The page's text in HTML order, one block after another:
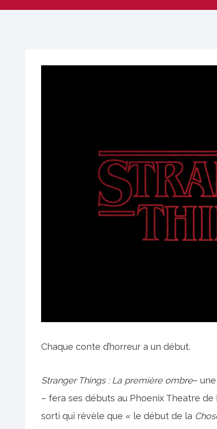
Chaque conte d’horreur a un début.
Stranger Things : La première ombre–
– fera ses débuts au Phoenix Theatre
sorti qui révèle que « le début de la